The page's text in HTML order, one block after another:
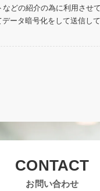
どの紹介の為に利用させて
ータ暗号化をして送信して
CONTACT
お問い合わせ